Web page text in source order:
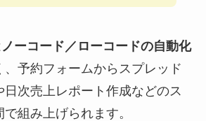
ノーコード／ローコードの自動化
、予約フォームからスプレッド
日次売上レポート作成などのス
組み上げられます。